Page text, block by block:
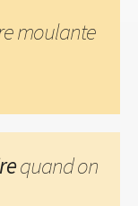
moulante
quand on